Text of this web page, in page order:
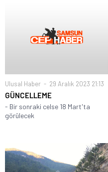
Ulusal Haber 29 Aralık 2023 21:13
GÜNCELLEME
- Bir sonraki celse 18 Mart'ta
görülecek